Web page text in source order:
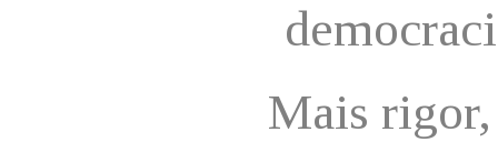
Mais